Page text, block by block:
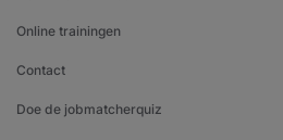
Online trainingen
Contact
Doe de jobmatcherquiz